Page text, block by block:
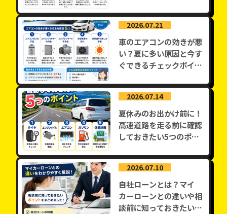
2026.07.21
車のエアコンの効きが悪
い？夏に多い原因と今す
ぐできるチェックポイン
2026.07.14
夏休みのお出かけ前に！
高速道路を走る前に確認
しておきたい5つのポイ
2026.07.10
自社ローンとは？マイ
カーローンとの違いや相
談前に知っておきたいポ